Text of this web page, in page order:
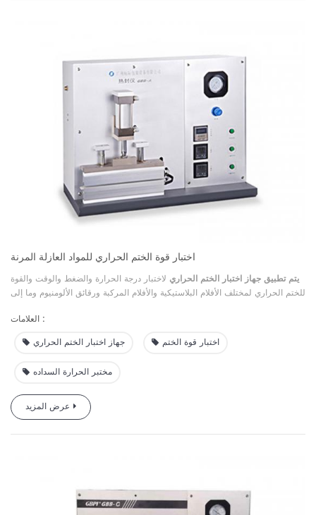
اختبار قوة الختم الحراري للمواد العازلة المرنة
يتم تطبيق جهاز اختبار الختم الحراري لاختبار درجة الحرارة والضغط والوقت والقوة
للختم الحراري لمختلف الأفلام البلاستيكية والأفلام المركبة ورقائق الألومنيوم وما إلى
العلامات :
جهاز اختبار الختم الحراري
اختبار قوة الختم
مختبر الحرارة السداده
عرض المزيد